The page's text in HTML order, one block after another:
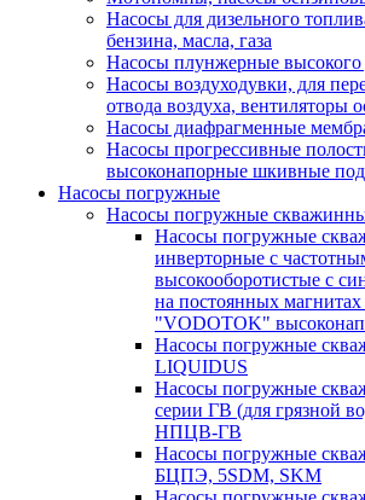
Насосы для дизельного
бензина, масла, газа
Насосы плунжерные высокого
Насосы воздуходувки, для
отвода воздуха, вентиляторы
Насосы диафрагменные
Насосы прогрессивные
высоконапорные шкивные под
Насосы погружные
Насосы погружные
Насосы погружные
инверторные с
высокооборотистые с
на постоянных
"VODOTOK"
Насосы погружные
LIQUIDUS
Насосы погружные
серии ГВ (для грязной
НПЦВ-ГВ
Насосы погружные
БЦПЭ, 5SDM, SKM